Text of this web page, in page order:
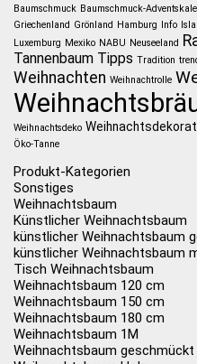
Baumschmuck Baumschmuck-
Griechenland Grönland Hamburg Info
Luxemburg Mexiko NABU Neuseeland
Tannenbaum Tipps Tradition
Weihnachten Weihnachtrolle
Weihnachtsdeko
Öko-Tanne
Produkt-Kategorien
Sonstiges
Weihnachtsbaum
Künstlicher Weihnachtsbaum
künstlicher Weihnachtsbaum
künstlicher Weihnachtsbaum
Tisch Weihnachtsbaum
Weihnachtsbaum 120 cm
Weihnachtsbaum 150 cm
Weihnachtsbaum 180 cm
Weihnachtsbaum 1M
Weihnachtsbaum geschmückt